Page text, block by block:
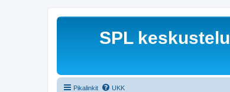
SPL keskustelu
Pikalinkit UKK